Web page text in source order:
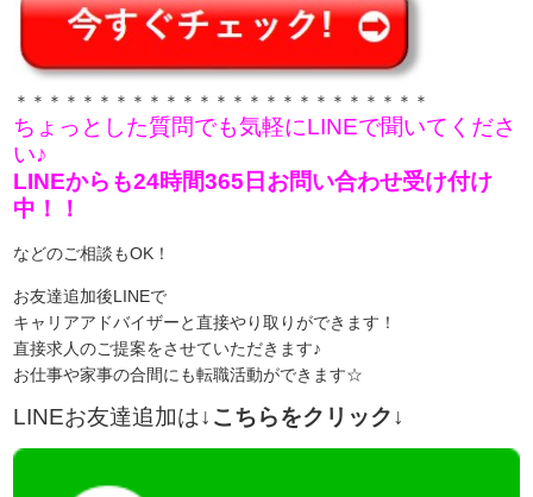
＊＊＊＊＊＊＊＊＊＊＊＊＊＊＊＊＊＊＊＊＊＊＊＊＊
ちょっとした質問でも気軽にLINEで聞いてくださ
い♪
LINEからも24時間365日お問い合わせ受け付け
中！！
などのご相談もOK！
お友達追加後LINEで
キャリアアドバイザーと直接やり取りができます！
直接求人のご提案をさせていただきます♪
お仕事や家事の合間にも転職活動ができます☆
LINEお友達追加は↓こちらをクリック↓